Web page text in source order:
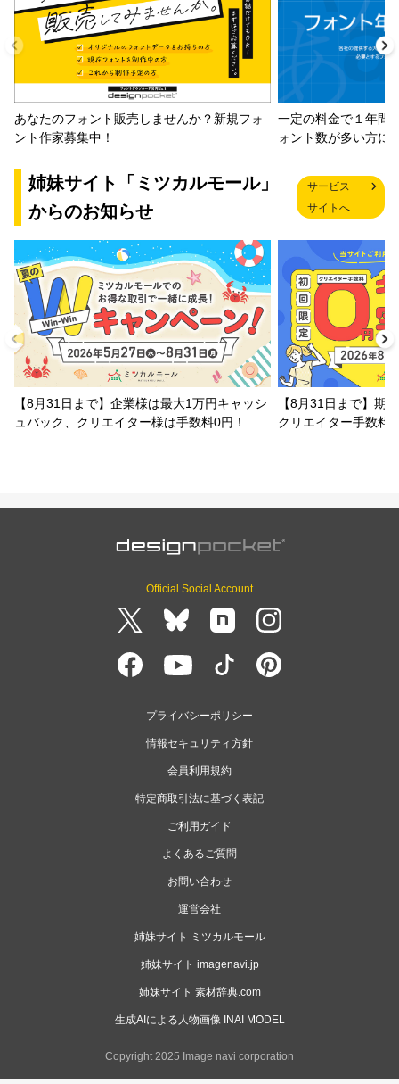
あなたのフォント販売しませんか？新規フォ
ント作家募集中！
一定の料金で１年間
ォント数が多い方に
姉妹サイト「ミツカルモール」
からのお知らせ
サービス
サイトへ
【8月31日まで】企業様は最大1万円キャッシ
ュバック、クリエイター様は手数料0円！
【8月31日まで】期
クリエイター手数料
Official Social Account
プライバシーポリシー
情報セキュリティ方針
会員利用規約
特定商取引法に基づく表記
ご利用ガイド
よくあるご質問
お問い合わせ
運営会社
姉妹サイト ミツカルモール
姉妹サイト imagenavi.jp
姉妹サイト 素材辞典.com
生成AIによる人物画像 INAI MODEL
Copyright 2025 Image navi corporation